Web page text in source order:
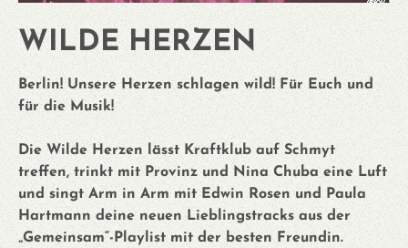
WILDE HERZEN
Berlin! Unsere Herzen schlagen wild! Für Euch und
für die Musik!
Die Wilde Herzen lässt Kraftklub auf Schmyt
treffen, trinkt mit Provinz und Nina Chuba eine Luft
und singt Arm in Arm mit Edwin Rosen und Paula
Hartmann deine neuen Lieblingstracks aus der
„Gemeinsam“-Playlist mit der besten Freundin.